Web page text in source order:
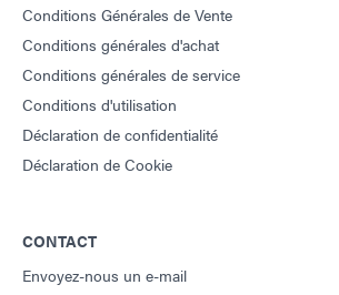
Conditions Générales de Vente
Conditions générales d'achat
Conditions générales de service
Conditions d'utilisation
Déclaration de confidentialité
Déclaration de Cookie
CONTACT
Envoyez-nous un e-mail